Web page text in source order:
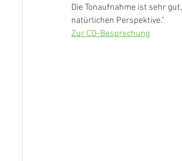
Die Tonaufnahme ist sehr
natürlichen Perspektive."
Zur CD-Besprechung